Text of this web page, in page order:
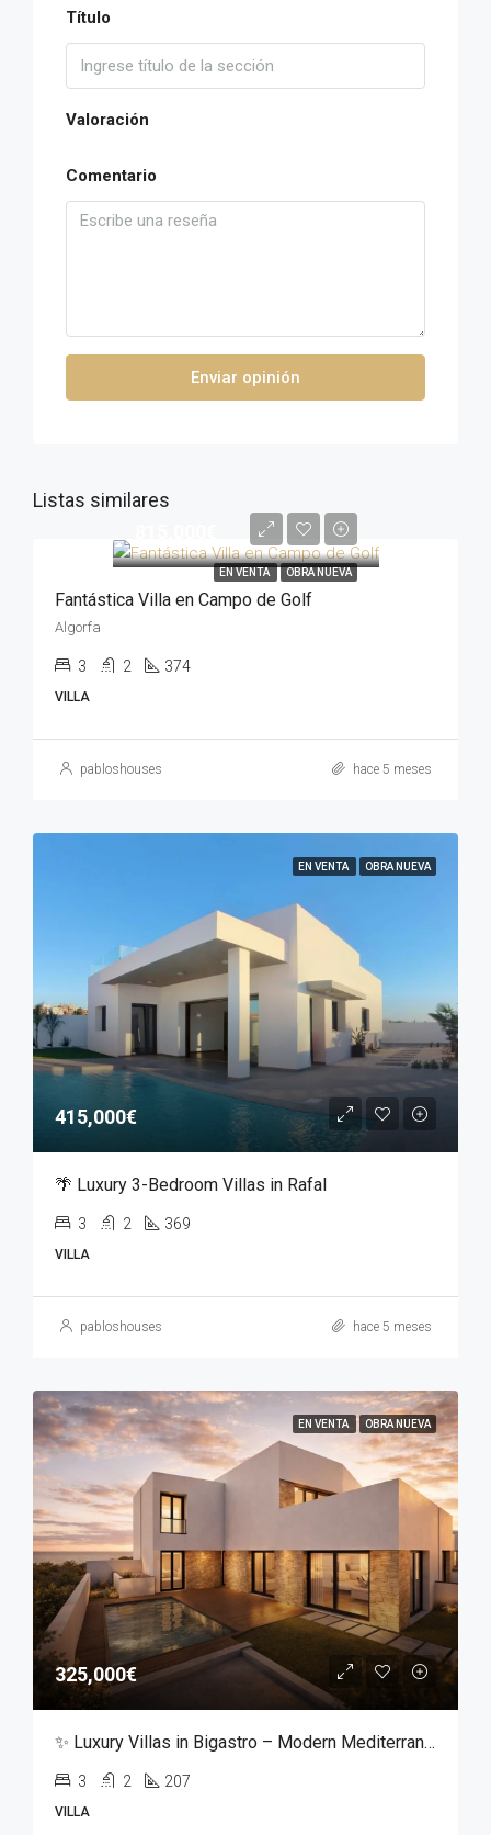
Título
Valoración
Comentario
Enviar opinión
Listas similares
EN VENTA OBRA NUEVA
Fantástica Villa en Campo de Golf
Algorfa
3 2 374
VILLA
pabloshouses hace 5 meses
EN VENTA OBRA NUEVA
415,000€
🌴 Luxury 3-Bedroom Villas in Rafal
3 2 369
VILLA
pabloshouses hace 5 meses
EN VENTA OBRA NUEVA
325,000€
✨ Luxury Villas in Bigastro – Modern Mediterranean Living ✨
3 2 207
VILLA